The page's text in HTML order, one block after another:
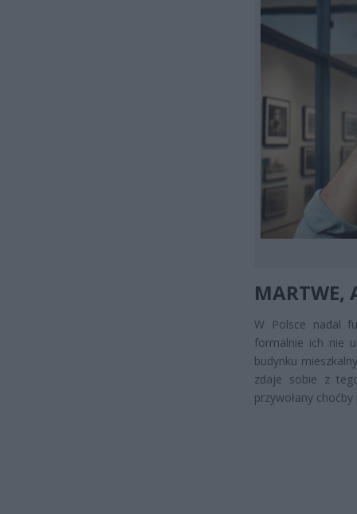
MARTWE,
W Polsce nadal
formalnie ich nie
budynku
zdaje sobie z
przywołany